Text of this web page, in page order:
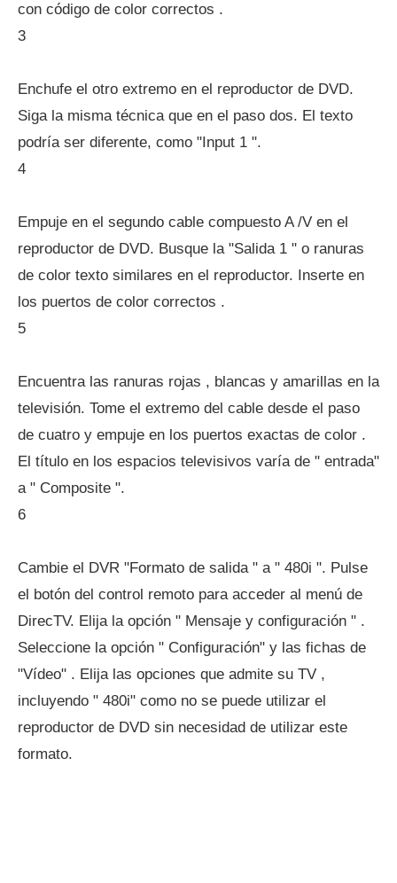
con código de color correctos .
3
Enchufe el otro extremo en el reproductor de DVD.
Siga la misma técnica que en el paso dos. El texto
podría ser diferente, como "Input 1 ".
4
Empuje en el segundo cable compuesto A /V en el
reproductor de DVD. Busque la "Salida 1 " o ranuras
de color texto similares en el reproductor. Inserte en
los puertos de color correctos .
5
Encuentra las ranuras rojas , blancas y amarillas en la
televisión. Tome el extremo del cable desde el paso
de cuatro y empuje en los puertos exactas de color .
El título en los espacios televisivos varía de " entrada"
a " Composite ".
6
Cambie el DVR "Formato de salida " a " 480i ". Pulse
el botón del control remoto para acceder al menú de
DirecTV. Elija la opción " Mensaje y configuración " .
Seleccione la opción " Configuración" y las fichas de
"Vídeo" . Elija las opciones que admite su TV ,
incluyendo " 480i" como no se puede utilizar el
reproductor de DVD sin necesidad de utilizar este
formato.